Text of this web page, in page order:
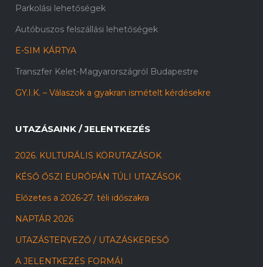
Parkolási lehetőségek
Autóbuszos felszállási lehetőségek
E-SIM KÁRTYA
Transzfer Kelet-Magyarországról Budapestre
GY.I.K. – Válaszok a gyakran ismételt kérdésekre
UTAZÁSAINK / JELENTKEZÉS
2026. KULTURÁLIS KÖRUTAZÁSOK
KÉSŐ ŐSZI EURÓPÁN TÚLI UTAZÁSOK
Előzetes a 2026-27. téli időszakra
NAPTÁR 2026
UTAZÁSTERVEZŐ / UTAZÁSKERESŐ
A JELENTKEZÉS FORMÁI